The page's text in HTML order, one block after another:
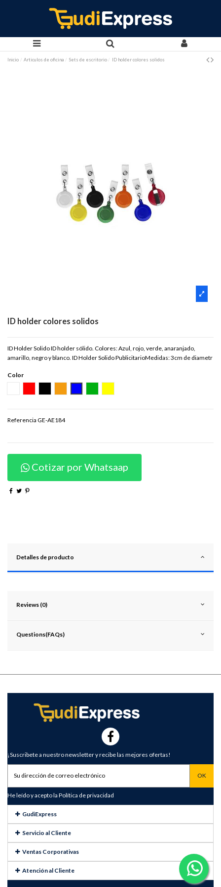
Inicio Articulos de oficina Sets de escritorio ID holder colores solidos
ID holder colores solidos
ID Holder Solido ID holder sólido. Colores: Azul, rojo, verde, anaranjado,
amarillo, negro y blanco. ID Holder Solido PublicitarioMedidas: 3cm de diametr
Color
Referencia GE-AE184
Cotizar por Whatsaap
Detalles de producto
Reviews (0)
Questions(FAQs)
¡Suscribete a nuestro newsletter y recibe las mejores ofertas!
He leído y acepto la Política de privacidad
GudiExpress
Servicio al Cliente
Ventas Corporativas
Atención al Cliente